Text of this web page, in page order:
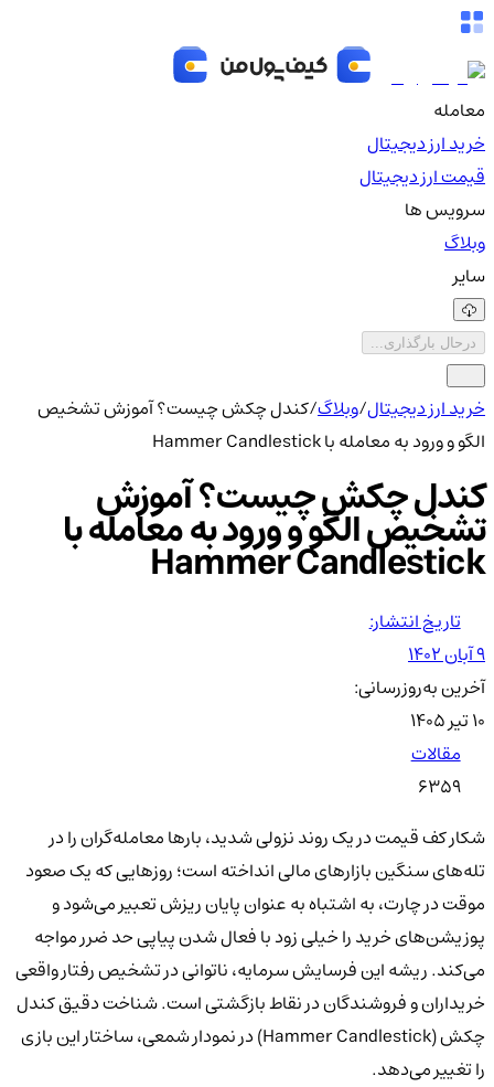
معامله
خرید ارز دیجیتال
قیمت ارز دیجیتال
سرویس ها
وبلاگ
سایر
درحال بارگذاری...
خرید ارز دیجیتال/وبلاگ/کندل چکش چیست؟ آموزش تشخیص
الگو و ورود به معامله با Hammer Candlestick
کندل چکش چیست؟ آموزش
تشخیص الگو و ورود به معامله با
Hammer Candlestick
تاریخ انتشار:
آخرین به‌روزرسانی:
۱۰ تیر ۱۴۰۵
مقالات
6359
شکار کف قیمت در یک روند نزولی شدید، بارها معامله‌گران را در
تله‌های سنگین بازارهای مالی انداخته است؛ روزهایی که یک صعود
موقت در چارت، به اشتباه به عنوان پایان ریزش تعبیر می‌شود و
پوزیشن‌های خرید را خیلی زود با فعال شدن پیاپی حد ضرر مواجه
می‌کند. ریشه این فرسایش سرمایه، ناتوانی در تشخیص رفتار واقعی
خریداران و فروشندگان در نقاط بازگشتی است. شناخت دقیق کندل
چکش (Hammer Candlestick) در نمودار شمعی، ساختار این بازی
را تغییر می‌دهد.